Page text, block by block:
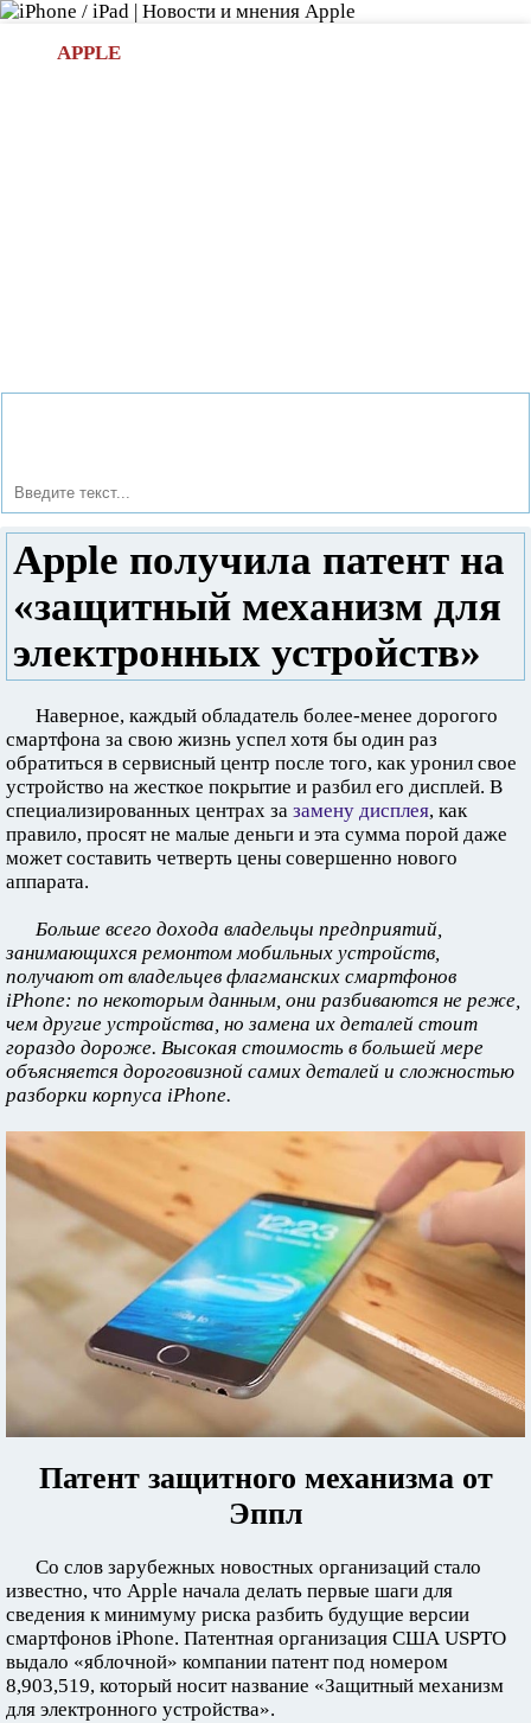
APPLE
Apple получила патент на
«защитный механизм для
электронных устройств»
Наверное, каждый обладатель более-менее дорогого
смартфона за свою жизнь успел хотя бы один раз
обратиться в сервисный центр после того, как уронил свое
устройство на жесткое покрытие и разбил его дисплей. В
специализированных центрах за замену дисплея, как
правило, просят не малые деньги и эта сумма порой даже
может составить четверть цены совершенно нового
аппарата.
Больше всего дохода владельцы предприятий,
занимающихся ремонтом мобильных устройств,
получают от владельцев флагманских смартфонов
iPhone: по некоторым данным, они разбиваются не реже,
чем другие устройства, но замена их деталей стоит
гораздо дороже. Высокая стоимость в большей мере
объясняется дороговизной самих деталей и сложностью
разборки корпуса iPhone.
Патент защитного механизма от
Эппл
Со слов зарубежных новостных организаций стало
известно, что Apple начала делать первые шаги для
сведения к минимуму риска разбить будущие версии
смартфонов iPhone. Патентная организация США USPTO
выдало «яблочной» компании патент под номером
8,903,519, который носит название «Защитный механизм
для электронного устройства».